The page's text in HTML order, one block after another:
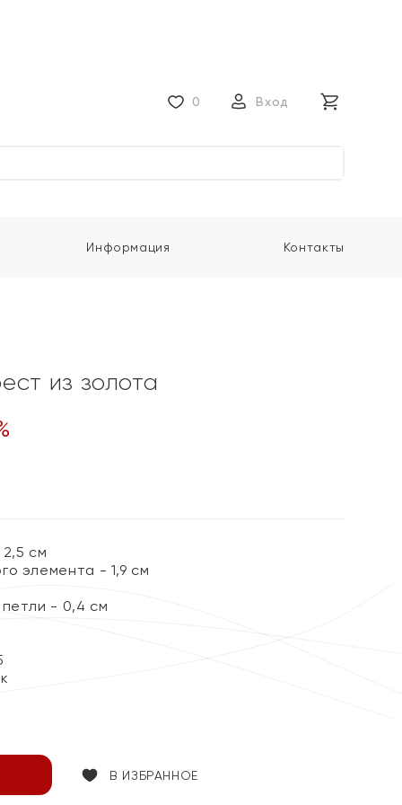
0 Вход
Информация Контакты
из золота
см
элемента - 1,9 см
- 0,4 см
В ИЗБРАННОЕ